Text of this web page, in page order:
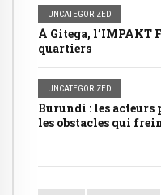
UNCATEGORIZED
À Gitega, l’IMPAKT
quartiers
UNCATEGORIZED
Burundi : les acteurs
les obstacles qui